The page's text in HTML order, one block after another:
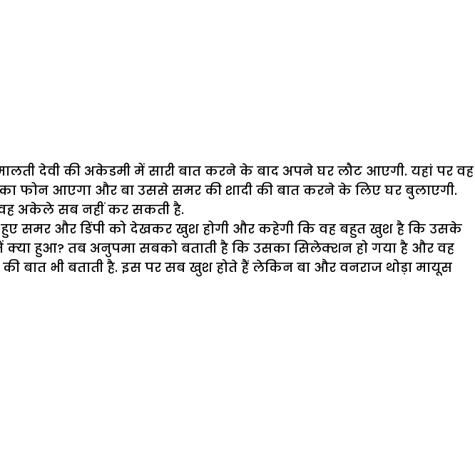
देवी की अकेडमी में सारी बात करने के बाद अपने घर लौट आएगी. यहां पर वह
फोन आएगा और बा उससे समर की शादी की बात करने के लिए घर बुलाएगी.
वह अकेले सब नहीं कर सकती है.
समर और डिंपी को देखकर खुश होगी और कहेगी कि वह बहुत खुश है कि उसके
क्या हुआ? तब अनुपमा सबको बताती है कि उसका सिलेक्शन हो गया है और वह
बात भी बताती है. इस पर सब खुश होते हैं लेकिन बा और वनराज थोड़ा मायूस